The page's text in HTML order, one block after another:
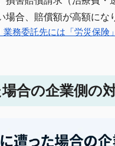
合、賠償額が高額にな
務委託先には「労災保険
合の企業側の